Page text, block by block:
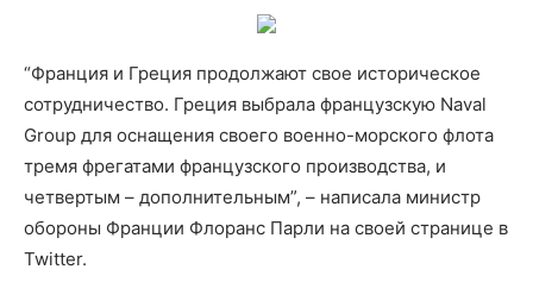
“Франция и Греция продолжают свое историческое
сотрудничество. Греция выбрала французскую Naval
Group для оснащения своего военно-морского флота
тремя фрегатами французского производства, и
четвертым – дополнительным”, – написала министр
обороны Франции Флоранс Парли на своей странице в
Twitter.